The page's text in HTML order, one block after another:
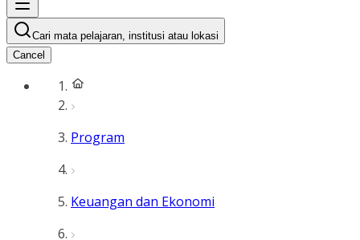
Cari mata pelajaran, institusi atau lokasi
Cancel
Program
Keuangan dan Ekonomi